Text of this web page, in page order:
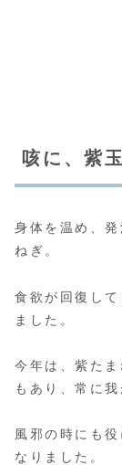
咳に、紫
身体を温め、
ねぎ。
食欲が回復し
ました。
今年は、紫た
もあり、常に
風邪の時にも
なりました。